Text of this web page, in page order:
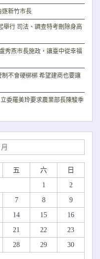
逐新竹市長
舉行 司法、調查特考刪除身高
秀燕市長施政，讓臺中從幸福
不會硬梆梆 希望建商也要讓
委羅美玲要求農業部長陳駿季
五 六
日
1
2
7 8
9
14 15
16
21 22
23
28 29
30